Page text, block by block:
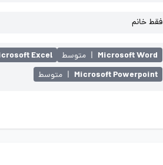
فقط خانم
Microsoft Word
| متوسط Excel
Microsoft Powerpoint
| متوسط